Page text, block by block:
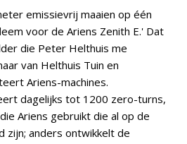
emissievrij maaien op één
voor de Ariens Zenith E.' Dat
die Peter Helthuis me
van Helthuis Tuin en
Ariens-machines.
dagelijks tot 1200 zero-turns,
Ariens gebruikt die al op de
zijn; anders ontwikkelt de